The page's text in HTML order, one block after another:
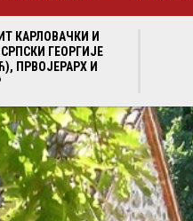
КАРЛОВАЧКИ И
ГЕОРГИЈЕ
ПРВОЈЕРАРХ И